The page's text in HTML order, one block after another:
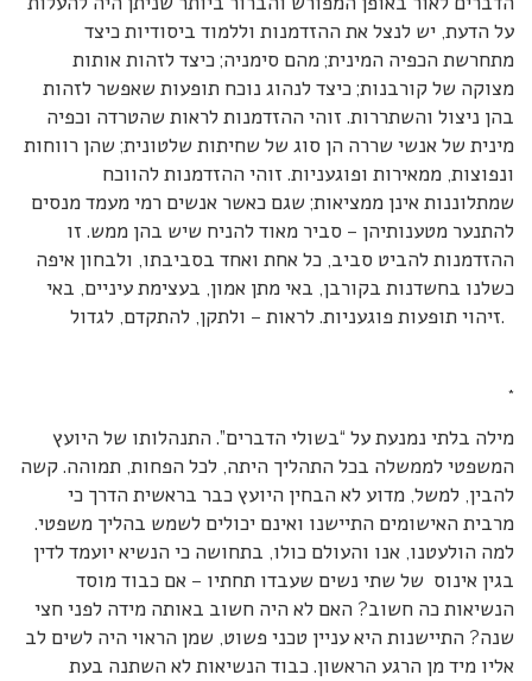
על הדעת, יש לנצל את ההזדמנות וללמוד ביסודיות כיצד
מתחרשת הכפיה המינית; מהם סימניה; כיצד לזהות אותות
מצוקה של קורבנות; כיצד לנהוג נוכח תופעות שאפשר לזהות
בהן ניצול והשתררות. זוהי ההזדמנות לראות שהטרדה וכפיה
מינית של אנשי שררה הן סוג של שחיתות שלטונית; שהן רווחות
ונפוצות, ממאירות ופוגעניות. זוהי ההזדמנות להווכח
שמתלוננות אינן ממציאות; שגם כאשר אנשים רמי מעמד מנסים
להתנער מטענותיהן – סביר מאוד להניח שיש בהן ממש. זו
ההזדמנות להביט סביב, כל אחת ואחד בסביבתו, ולבחון איפה
כשלנו בחשדנות בקורבן, באי מתן אמון, בעצימת עיניים, באי
זיהוי תופעות פוגעניות. לראות – ולתקן, להתקדם, לגדול.
*
מילה בלתי נמנעת על “בשולי הדברים”. התנהלותו של היועץ
המשפטי לממשלה בכל התהליך היתה, לכל הפחות, תמוהה. קשה
להבין, למשל, מדוע לא הבחין היועץ כבר בראשית הדרך כי
מרבית האישומים התיישנו ואינם יכולים לשמש בהליך משפטי.
למה הולעטנו, אנו והעולם כולו, בתחושה כי הנשיא יועמד לדין
בגין אינוס של שתי נשים שעבדו תחתיו – אם כבוד מוסד
הנשיאות כה חשוב? האם לא היה חשוב באותה מידה לפני חצי
שנה? התיישנות היא עניין טכני פשוט, שמן הראוי היה לשים לב
אליו מיד מן הרגע הראשון. כבוד הנשיאות לא השתנה בעת